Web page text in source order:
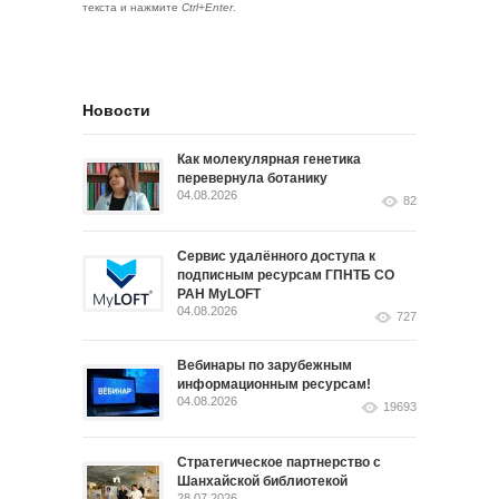
текста и нажмите Ctrl+Enter.
Новости
Как молекулярная генетика
перевернула ботанику
04.08.2026 82
Сервис удалённого доступа к
подписным ресурсам ГПНТБ СО
РАН MyLOFT
04.08.2026 727
Вебинары по зарубежным
информационным ресурсам!
04.08.2026 19693
Стратегическое партнерство с
Шанхайской библиотекой